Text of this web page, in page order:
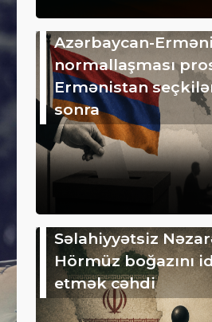
Azərbaycan-
normallaşması
Ermənistan
sonra
Səlahiyyətsiz
Hörmüz boğazını
etmək cəhdi